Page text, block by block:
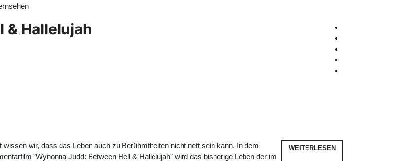
& Hallelujah
wissen wir, dass das Leben auch zu Berühmtheiten nicht nett sein kann. In dem
"Wynonna Judd: Between Hell & Hallelujah" wird das bisherige Leben der im
WEITERLESEN